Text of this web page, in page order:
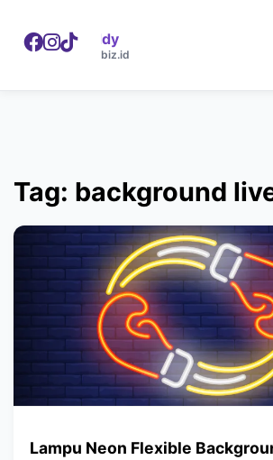
W WebDaddy
webdaddy.biz.id
Tag: background
Lampu Neon Flexible